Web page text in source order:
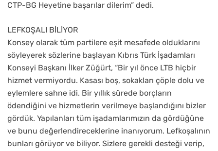
CTP-BG Heyetine başarılar dilerim” dedi.
LEFKOŞALI BİLİYOR
Konsey olarak tüm partilere eşit mesafede olduklarını
söyleyerek sözlerine başlayan Kıbrıs Türk İşadamları
Konseyi Başkanı İlker Züğürt, “Bir yıl önce LTB hiçbir
hizmet vermiyordu. Kasası boş, sokakları çöple dolu ve
eylemlere sahne idi. Bir yıllık sürede borçların
ödendiğini ve hizmetlerin verilmeye başlandığını bizler
gördük. Yapılanları tüm işadamlarımızın da gördüğüne
ve bunu değerlendireceklerine inanıyorum. Lefkoşalının
bunları görüyor ve biliyor. Sizlere gerekli desteği verip,